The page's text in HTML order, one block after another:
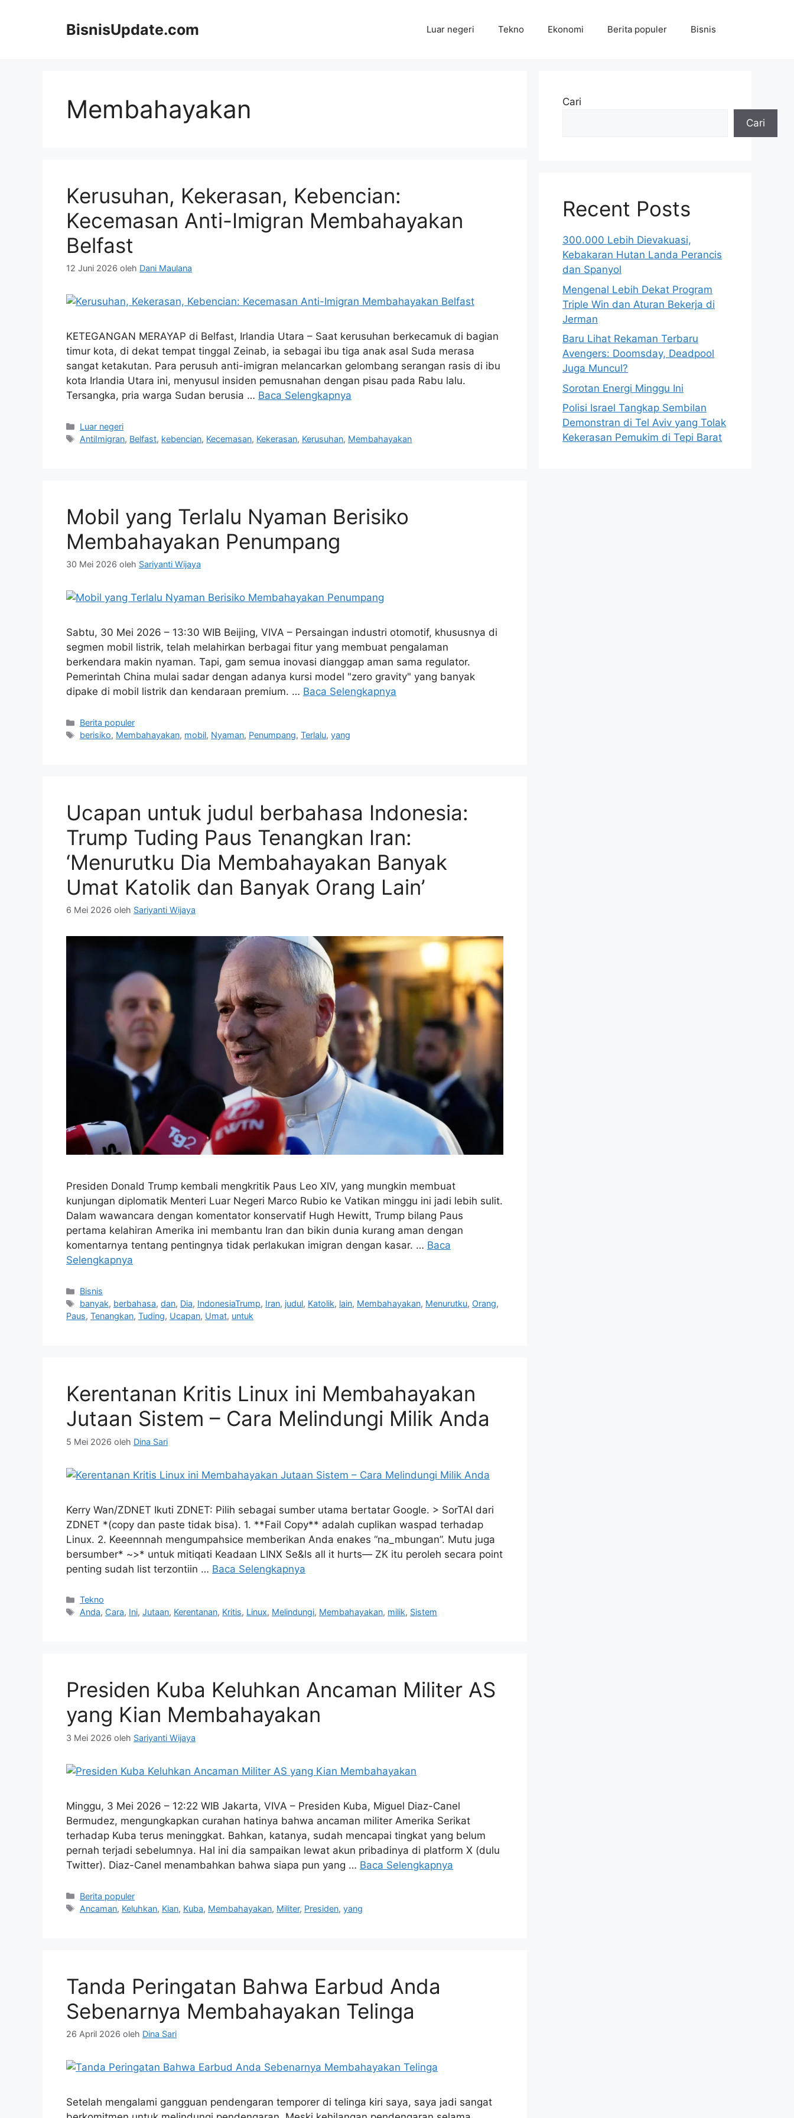
BisnisUpdate.com Luar negeri Tekno Ekonomi Berita populer Bisnis
Membahayakan
Kerusuhan, Kekerasan, Kebencian:
Kecemasan Anti-Imigran Membahayakan
Belfast
12 Juni 2026 oleh Dani Maulana
KETEGANGAN MERAYAP di Belfast, Irlandia Utara – Saat kerusuhan berkecamuk di bagian
timur kota, di dekat tempat tinggal Zeinab, ia sebagai ibu tiga anak asal Suda merasa
sangat ketakutan. Para perusuh anti-imigran melancarkan gelombang serangan rasis di ibu
kota Irlandia Utara ini, menyusul insiden pemusnahan dengan pisau pada Rabu lalu.
Tersangka, pria warga Sudan berusia … Baca Selengkapnya
Kategori
Luar negeri
Tag
AntiImigran, Belfast, kebencian, Kecemasan, Kekerasan, Kerusuhan, Membahayakan
Mobil yang Terlalu Nyaman Berisiko
Membahayakan Penumpang
30 Mei 2026 oleh Sariyanti Wijaya
Sabtu, 30 Mei 2026 – 13:30 WIB Beijing, VIVA – Persaingan industri otomotif, khususnya di
segmen mobil listrik, telah melahirkan berbagai fitur yang membuat pengalaman
berkendara makin nyaman. Tapi, gam semua inovasi dianggap aman sama regulator.
Pemerintah China mulai sadar dengan adanya kursi model "zero gravity" yang banyak
dipake di mobil listrik dan kendaraan premium. … Baca Selengkapnya
Kategori
Berita populer
Tag
berisiko, Membahayakan, mobil, Nyaman, Penumpang,Terlalu,yang
Ucapan untuk judul berbahasa Indonesia:
Trump Tuding Paus Tenangkan Iran:
‘Menurutku Dia Membahayakan Banyak
Umat Katolik dan Banyak Orang Lain’
6 Mei 2026 oleh Sariyanti Wijaya
Presiden Donald Trump kembali mengkritik Paus Leo XIV, yang mungkin membuat
kunjungan diplomatik Menteri Luar Negeri Marco Rubio ke Vatikan minggu ini jadi lebih sulit.
Dalam wawancara dengan komentator konservatif Hugh Hewitt, Trump bilang Paus
pertama kelahiran Amerika ini membantu Iran dan bikin dunia kurang aman dengan
komentarnya tentang pentingnya tidak perlakukan imigran dengan kasar. … Baca
Selengkapnya
Kategori
Bisnis
Tag
banyak, berbahasa,dan, Dia, IndonesiaTrump, Iran, judul, Katolik, lain, Membahayakan, Menurutku, Orang,
Paus, Tenangkan, Tuding, Ucapan, Umat, untuk
Kerentanan Kritis Linux ini Membahayakan
Jutaan Sistem – Cara Melindungi Milik Anda
5 Mei 2026 oleh Dina Sari
Kerry Wan/ZDNET Ikuti ZDNET: Pilih sebagai sumber utama bertatar Google. > SorTAI dari
ZDNET *(copy dan paste tidak bisa). 1. **Fail Copy** adalah cuplikan waspad terhadap
Linux. 2. Keeennnah mengumpahsice memberikan Anda enakes “na_mbungan”. Mutu juga
bersumber* ~>* untuk mitiqati Keadaan LINX Se&ls all it hurts— ZK itu peroleh secara point
penting sudah list terzontiin … Baca Selengkapnya
Kategori
Tekno
Tag
Anda, Cara, Ini,Jutaan, Kerentanan, Kritis, Linux, Melindungi, Membahayakan, milik, Sistem
Presiden Kuba Keluhkan Ancaman Militer AS
yang Kian Membahayakan
3 Mei 2026 oleh Sariyanti Wijaya
Minggu, 3 Mei 2026 – 12:22 WIB Jakarta, VIVA – Presiden Kuba, Miguel Diaz-Canel
Bermudez, mengungkapkan curahan hatinya bahwa ancaman militer Amerika Serikat
terhadap Kuba terus meninggkat. Bahkan, katanya, sudah mencapai tingkat yang belum
pernah terjadi sebelumnya. Hal ini dia sampaikan lewat akun pribadinya di platform X (dulu
Twitter). Diaz-Canel menambahkan bahwa siapa pun yang … Baca Selengkapnya
Kategori
Berita populer
Tag
Ancaman, Keluhkan, Kian, Kuba, Membahayakan, Militer, Presiden,yang
Tanda Peringatan Bahwa Earbud Anda
Sebenarnya Membahayakan Telinga
26 April 2026 oleh Dina Sari
Setelah mengalami gangguan pendengaran temporer di telinga kiri saya, saya jadi sangat
Cari
Cari
Recent Posts
300.000 Lebih Dievakuasi,
Kebakaran Hutan Landa Perancis
dan Spanyol
Mengenal Lebih Dekat Program
Triple Win dan Aturan Bekerja di
Jerman
Baru Lihat Rekaman Terbaru
Avengers: Doomsday, Deadpool
Juga Muncul?
Sorotan Energi Minggu Ini
Polisi Israel Tangkap Sembilan
Demonstran di Tel Aviv yang Tolak
Kekerasan Pemukim di Tepi Barat